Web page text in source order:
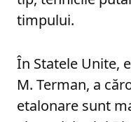
timpului.
În Statele Unite,
M. Terman, a
etalonare sunt